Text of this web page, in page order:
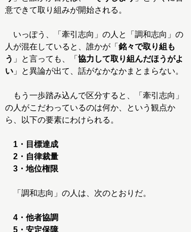
意できて取り組みが開始される。
いっぽう、「牽引志向」の人と「調和志向」の
人が混在していると、誰かが「 銘々で取り組も
う 」と言っても、「 協力して取り組んだほうがよ
い 」と異論が出て、話がなかなかまとまらない。
もう一歩踏み込んで区分すると、「牽引志向」
の人がこだわっているのは何か、という観点か
ら、以下の要素にわけられる。
1・目標達成
2・自律裁量
3・地位権限
「調和志向」の人は、次のとおりだ。
4・他者協調
5・安定保障